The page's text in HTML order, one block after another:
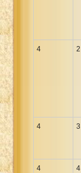
4 2
4 3
4 4